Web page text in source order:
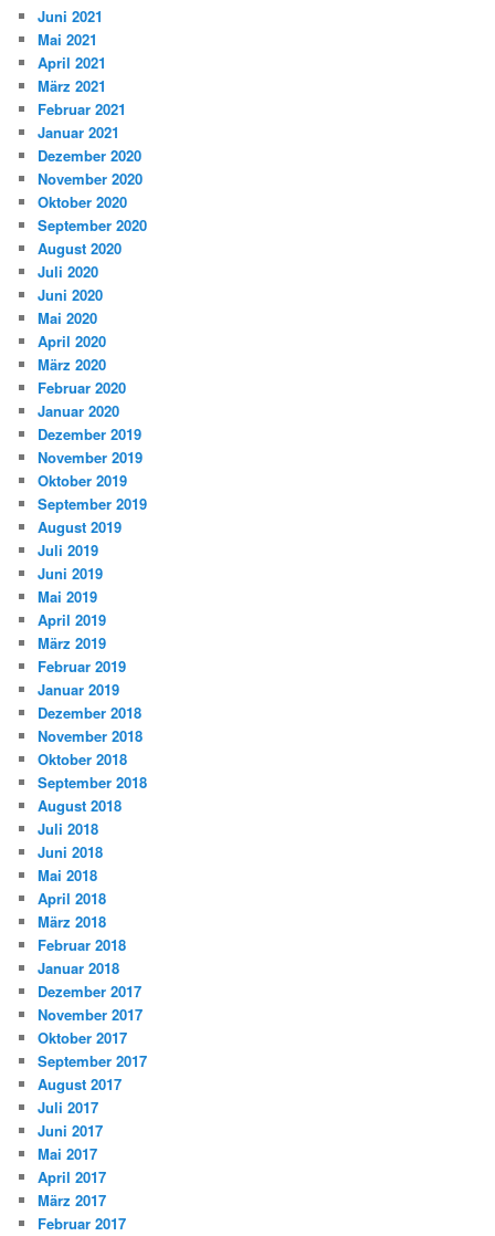
Juni 2021
Mai 2021
April 2021
März 2021
Februar 2021
Januar 2021
Dezember 2020
November 2020
Oktober 2020
September 2020
August 2020
Juli 2020
Juni 2020
Mai 2020
April 2020
März 2020
Februar 2020
Januar 2020
Dezember 2019
November 2019
Oktober 2019
September 2019
August 2019
Juli 2019
Juni 2019
Mai 2019
April 2019
März 2019
Februar 2019
Januar 2019
Dezember 2018
November 2018
Oktober 2018
September 2018
August 2018
Juli 2018
Juni 2018
Mai 2018
April 2018
März 2018
Februar 2018
Januar 2018
Dezember 2017
November 2017
Oktober 2017
September 2017
August 2017
Juli 2017
Juni 2017
Mai 2017
April 2017
März 2017
Februar 2017